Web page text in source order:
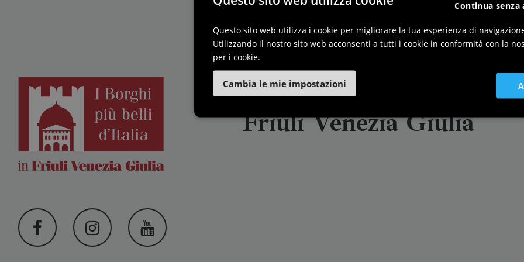
I Borghi più belli d'Italia in
Friuli Venezia Giulia
Questo sito web utilizza i cookie per migliorare la tua esperienza di
Utilizzando il nostro sito web acconsenti a tutti i cookie in conformità con la
per i cookie.
Continua senza
Cambia le mie impostazioni